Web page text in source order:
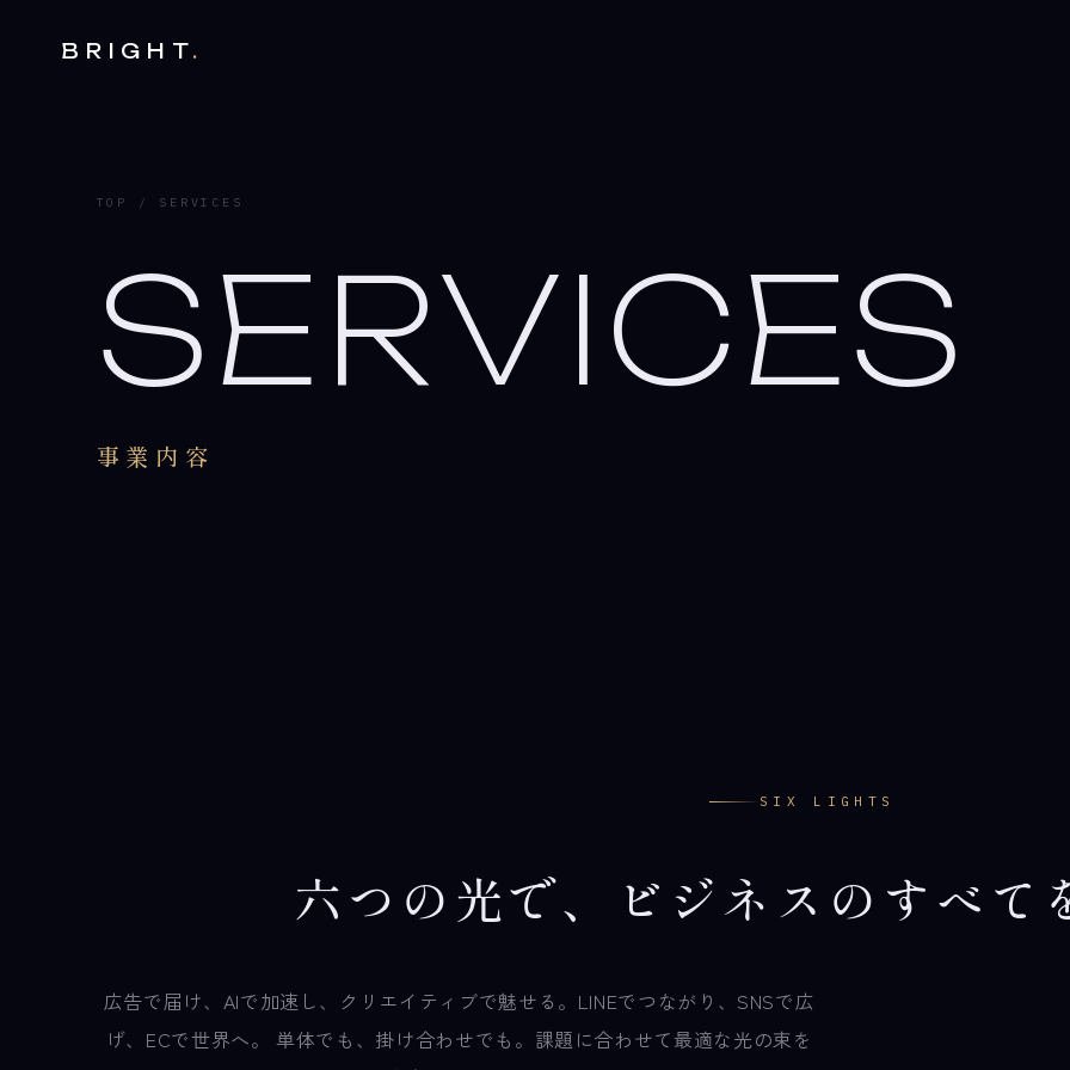
BRIGHT.
TOP / SERVICES
SERVICES
事 業 内 容
SIX LIGHTS
六つ の光で、 ビ ジネ ス の すべ て
広告で届け、AIで加速し、クリエイティブで魅せる。LINEでつながり、SNSで広
げ、ECで世界へ。 単体でも、掛け合わせでも。課題に合わせて最適な光の束を